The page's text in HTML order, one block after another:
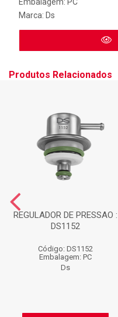
Marca: Ds
Produtos Relacionados
REGULADOR DE PRESSAO :
DS1152
Código: DS1152
Embalagem: PC
Ds